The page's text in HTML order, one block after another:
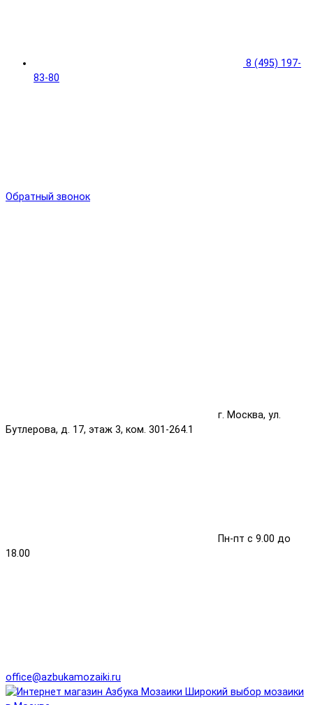
8 (495) 197-
83-80
Обратный звонок
г. Москва, ул.
Бутлерова, д. 17, этаж 3, ком. 301-264.1
Пн-пт с 9.00 до
18.00
office@azbukamozaiki.ru
Широкий выбор мозаики